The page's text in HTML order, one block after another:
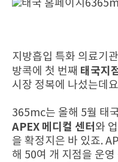
지방흡입 특화 의료기관
방콕에 첫 번째 태국지
시장 정복에 나섰는데
365mc는 올해 5월 태
APEX 메디컬 센터 와
을 확정지은 바 있죠.
해 50여 개 지점을 운